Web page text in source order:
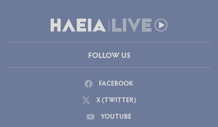
FOLLOW US
FACEBOOK
X (TWITTER)
YOUTUBE